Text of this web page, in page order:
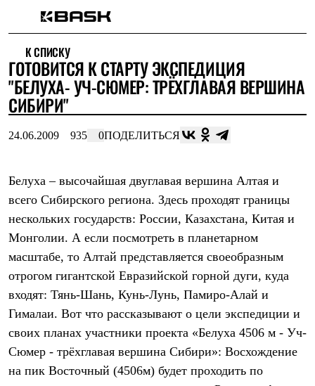
Интернет-магазин
Мужская одежда
Утепленная пухом
Куртки
Брюки
Комбинезоны
Штормовая одежда
Куртки
Софтшелл одежда
Куртки
Брюки
Флисовая одежда
Куртки
Брюки
Жилеты
Термобелье
Теплое термобелье
Среднее термобелье
Легкое термобелье
Лёгкая одежда
К СПИСКУ
ГОТОВИТСЯ К СТАРТУ ЭКСПЕДИЦИЯ
"БЕЛУХА- УЧ-СЮМЕР: ТРЁХГЛАВАЯ ВЕРШИНА
СИБИРИ"
24.06.2009 935 0ПОДЕЛИТЬСЯ
Белуха – высочайшая двуглавая вершина Алтая и
всего Сибирского региона. Здесь проходят границы
нескольких государств: России, Казахстана, Китая и
Монголии. А если посмотреть в планетарном
масштабе, то Алтай представляется своеобразным
отрогом гигантской Евразийской горной дуги, куда
входят: Тянь-Шань, Кунь-Лунь, Памиро-Алай и
Гималаи. Вот что рассказывают о цели экспедиции и
своих планах участники проекта «Белуха 4506 м - Уч-
Сюмер - трёхглавая вершина Сибири»: Восхождение
на пик Восточный (4506м) будет проходить по